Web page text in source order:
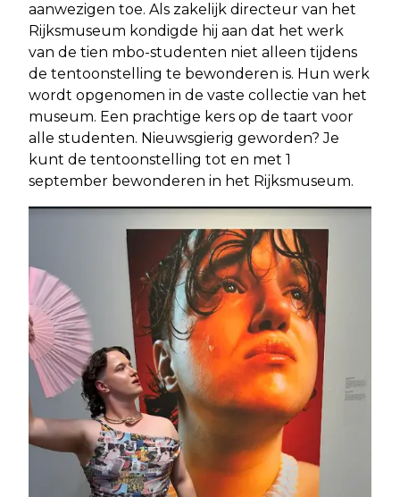
aanwezigen toe. Als zakelijk directeur van het
Rijksmuseum kondigde hij aan dat het werk
van de tien mbo-studenten niet alleen tijdens
de tentoonstelling te bewonderen is. Hun werk
wordt opgenomen in de vaste collectie van het
museum. Een prachtige kers op de taart voor
alle studenten. Nieuwsgierig geworden? Je
kunt de tentoonstelling tot en met 1
september bewonderen in het Rijksmuseum.